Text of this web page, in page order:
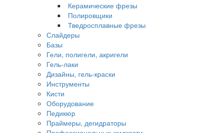
Керамические фрезы
Полировщики
Тведросплавные фрезы
Слайдеры
Базы
Гели, полигели, акригели
Гель-лаки
Дизайны, гель-краски
Инструменты
Кисти
Оборудование
Педикюр
Праймеры, дегидраторы